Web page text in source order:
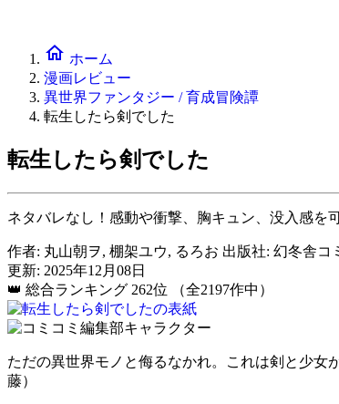
home ホーム
漫画レビュー
異世界ファンタジー / 育成冒険譚
転生したら剣でした
転生したら剣でした
ネタバレなし！感動や衝撃、胸キュン、没入感を
作者: 丸山朝ヲ, 棚架ユウ, るろお 出版社: 幻冬舎コ
更新: 2025年12月08日
👑 総合ランキング 262位 （全2197作中）
ただの異世界モノと侮るなかれ。これは剣と少女
藤）